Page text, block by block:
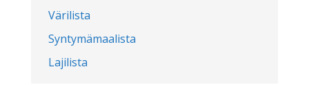
Värilista
Syntymämaalista
Lajilista